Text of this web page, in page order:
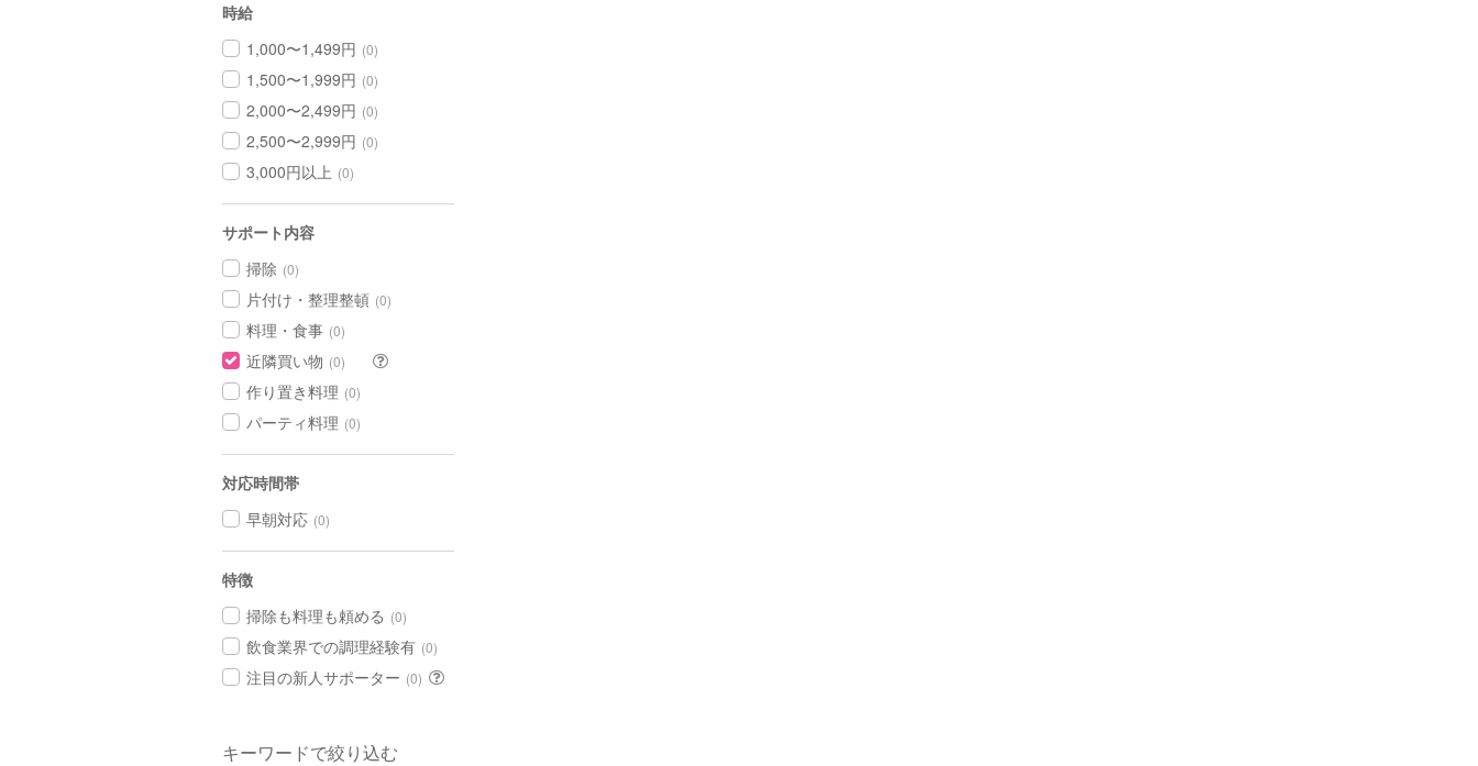
時給
1,000〜1,499円 (0)
1,500〜1,999円 (0)
2,000〜2,499円 (0)
2,500〜2,999円 (0)
3,000円以上 (0)
サポート内容
掃除 (0)
片付け・整理整頓 (0)
料理・食事 (0)
近隣買い物 (0)
作り置き料理 (0)
パーティ料理 (0)
対応時間帯
早朝対応 (0)
特徴
掃除も料理も頼める (0)
飲食業界での調理経験有 (0)
注目の新人サポーター (0)
キーワードで絞り込む